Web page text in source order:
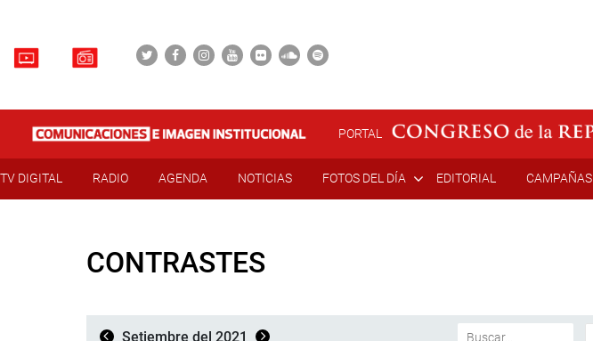
PORTAL
TV DIGITAL RADIO AGENDA NOTICIAS FOTOS DEL DÍA EDITORIAL CAMPAÑAS
CONTRASTES
Setiembre del 2021